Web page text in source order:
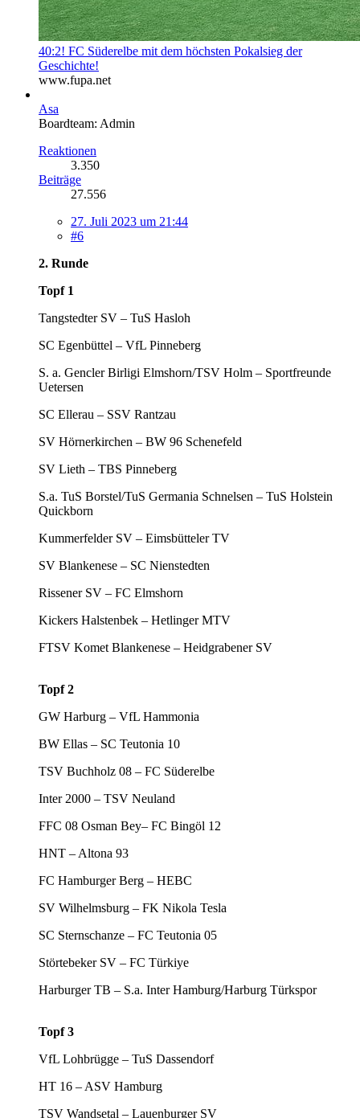
40:2! FC Süderelbe mit dem höchsten Pokalsieg der
Geschichte!
www.fupa.net
Asa
Boardteam: Admin
Reaktionen
3.350
Beiträge
27.556
27. Juli 2023 um 21:44
#6
2. Runde
Topf 1
Tangstedter SV – TuS Hasloh
SC Egenbüttel – VfL Pinneberg
S. a. Gencler Birligi Elmshorn/TSV Holm – Sportfreunde
Uetersen
SC Ellerau – SSV Rantzau
SV Hörnerkirchen – BW 96 Schenefeld
SV Lieth – TBS Pinneberg
S.a. TuS Borstel/TuS Germania Schnelsen – TuS Holstein
Quickborn
Kummerfelder SV – Eimsbütteler TV
SV Blankenese – SC Nienstedten
Rissener SV – FC Elmshorn
Kickers Halstenbek – Hetlinger MTV
FTSV Komet Blankenese – Heidgrabener SV
Topf 2
GW Harburg – VfL Hammonia
BW Ellas – SC Teutonia 10
TSV Buchholz 08 – FC Süderelbe
Inter 2000 – TSV Neuland
FFC 08 Osman Bey– FC Bingöl 12
HNT – Altona 93
FC Hamburger Berg – HEBC
SV Wilhelmsburg – FK Nikola Tesla
SC Sternschanze – FC Teutonia 05
Störtebeker SV – FC Türkiye
Harburger TB – S.a. Inter Hamburg/Harburg Türkspor
Topf 3
VfL Lohbrügge – TuS Dassendorf
HT 16 – ASV Hamburg
TSV Wandsetal – Lauenburger SV